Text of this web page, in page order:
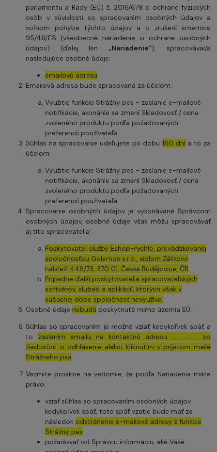
parlamentu a Rady (EÚ) č. 2016/679 o ochrane fyzických
osôb v súvislosti so spracovaním osobných údajov a
voľnom pohybe týchto údajov a o zrušení smernice
95/46/ES (všeobecné nariadenie o ochrane osobných
údajov) (ďalej len„Nariadenie“), spracovával/a
nasledujúce osobné údaje:
emailovú adresu
Emailová adresa bude spracovaná za účelom:
Využitie funkcie Strážny pes - zaslanie e-mailové
notifikácie, akonáhle sa zmení Skladovosť / cena
zvoleného produktu podľa požadovaných
preferencií používateľa.
Súhlas na spracovanie udeľujete po dobu180 dnía to za
účelom:
Využitie funkcie Strážny pes - zaslanie e-mailové
notifikácie, akonáhle sa zmení Skladovosť / cena
zvoleného produktu podľa požadovaných
preferencií používateľa.
Spracovanie osobných údajov je vykonávané Správcom
osobných údajov, osobné údaje však môžu spracovávať
aj títo spracovatelia:
Poskytovateľ služby Eshop-rychlo, prevádzkovanej
spoločnosťou Golemos s.r.o., sídlom Zátkovo
nábřeží 448/73, 370 01, České Budějovice, ČR
Prípadne ďalší poskytovatelia spracovateľských
softvérov, služieb a aplikácií, ktorých však v
súčasnej dobe spoločnosť nevyužíva.
Osobné údaje nebudú poskytnuté mimo územia EÚ.
Súhlas so spracovaním je možné vziať kedykoľvek späť a
to zaslaním emailu na kontaktnú adresu ..……………. so
žiadosťou o odhlásenie alebo kliknutím v prijatom maile
Strážneho psa.
Vezmite prosíme na vedomie, že podľa Nariadenia máte
právo:
vziať súhlas so spracovaním osobných údajov
kedykoľvek späť, toto späť vzatie bude mať za
následok odstránenie e-mailové adresy z funkcie
Strážny pes
požadovať od Správcu informáciu, aké Vaše